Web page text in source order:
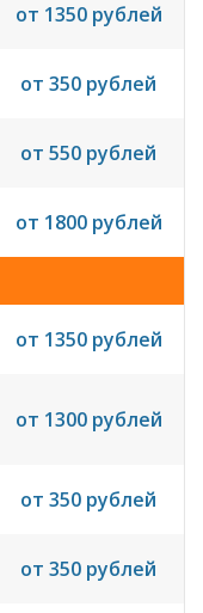
от 1350 рублей
от 350 рублей
от 550 рублей
от 1800 рублей
от 1350 рублей
от 1300 рублей
от 350 рублей
от 350 рублей